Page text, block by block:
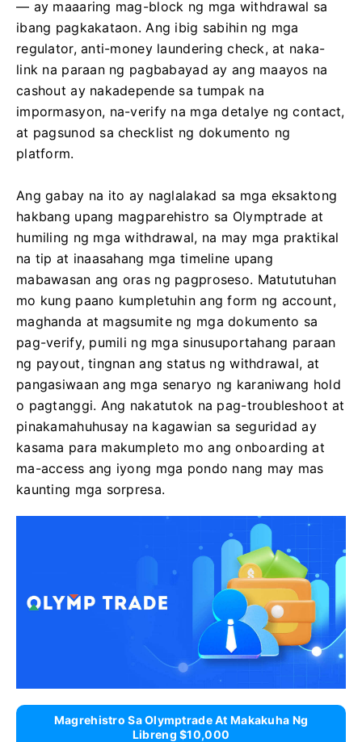
— ay maaaring mag-block ng mga withdrawal sa
ibang pagkakataon. Ang ibig sabihin ng mga
regulator, anti-money laundering check, at naka-
link na paraan ng pagbabayad ay ang maayos na
cashout ay nakadepende sa tumpak na
impormasyon, na-verify na mga detalye ng contact,
at pagsunod sa checklist ng dokumento ng
platform.
Ang gabay na ito ay naglalakad sa mga eksaktong
hakbang upang magparehistro sa Olymptrade at
humiling ng mga withdrawal, na may mga praktikal
na tip at inaasahang mga timeline upang
mabawasan ang oras ng pagproseso. Matututuhan
mo kung paano kumpletuhin ang form ng account,
maghanda at magsumite ng mga dokumento sa
pag-verify, pumili ng mga sinusuportahang paraan
ng payout, tingnan ang status ng withdrawal, at
pangasiwaan ang mga senaryo ng karaniwang hold
o pagtanggi. Ang nakatutok na pag-troubleshoot at
pinakamahuhusay na kagawian sa seguridad ay
kasama para makumpleto mo ang onboarding at
ma-access ang iyong mga pondo nang may mas
kaunting mga sorpresa.
Magrehistro Sa Olymptrade At Makakuha Ng
Libreng $10,000